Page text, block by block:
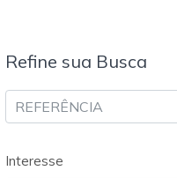
Refine sua Busca
Interesse